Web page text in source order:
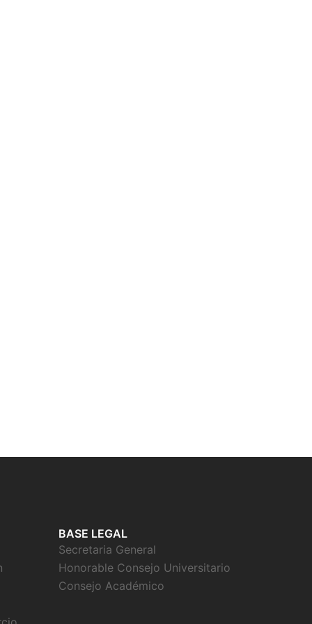
BASE LEGAL
Secretaria General
Honorable Consejo Universitario
Consejo Académico